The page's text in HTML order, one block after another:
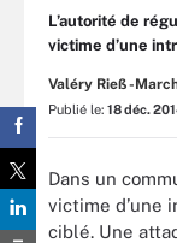
L’autorité de
victime d’une
Valéry Rieß-
Publié le: 18 déc.
Dans un
victime d’une
ciblé. Une